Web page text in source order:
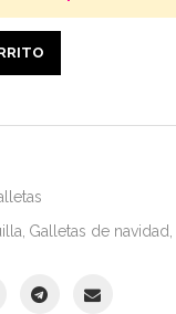
Galletas de navidad